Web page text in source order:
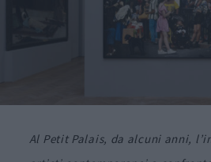
Al Petit Palais, da alcuni anni,